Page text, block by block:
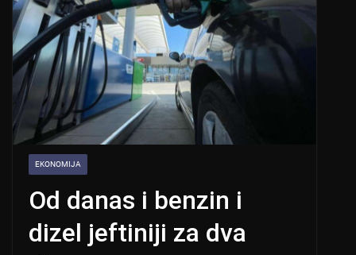
EKONOMIJA
Od danas i benzin i
dizel jeftiniji za dva